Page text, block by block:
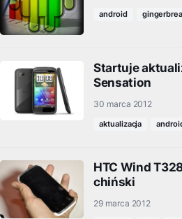
android
Startuje
Sensation
30 marca 2012
aktualizacja
HTC Wind
chiński
29 marca 2012